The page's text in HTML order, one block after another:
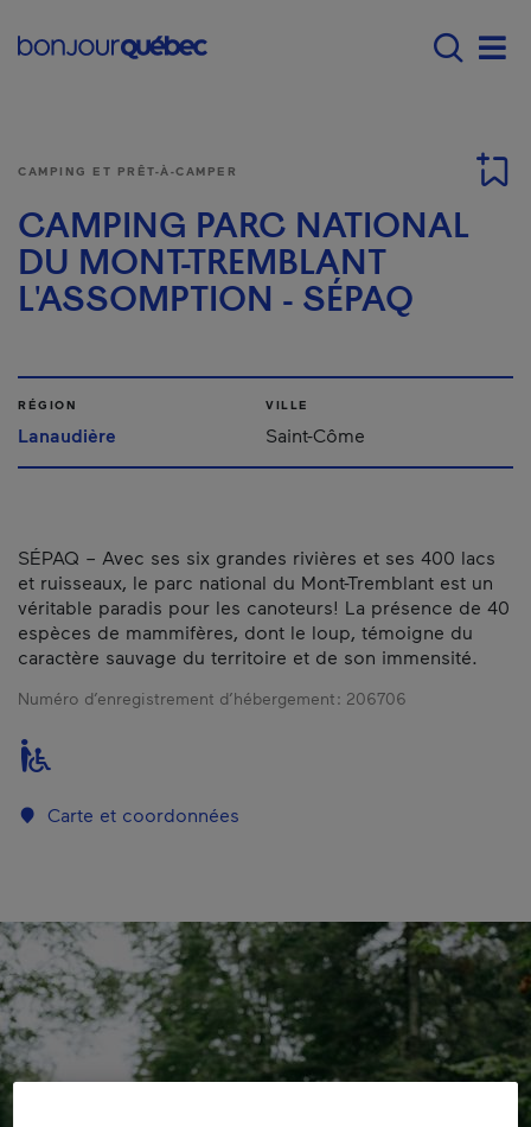
Main navigation -
CAMPING ET PRÊT-À-CAMPER
CAMPING PARC NATIONAL
DU MONT-TREMBLANT
L'ASSOMPTION - SÉPAQ
RÉGION
Lanaudière
VILLE
Saint-Côme
SÉPAQ – Avec ses six grandes rivières et ses 400 lacs
et ruisseaux, le parc national du Mont-Tremblant est un
véritable paradis pour les canoteurs! La présence de 40
espèces de mammifères, dont le loup, témoigne du
caractère sauvage du territoire et de son immensité.
Numéro d’enregistrement d’hébergement : 206706
Carte et coordonnées